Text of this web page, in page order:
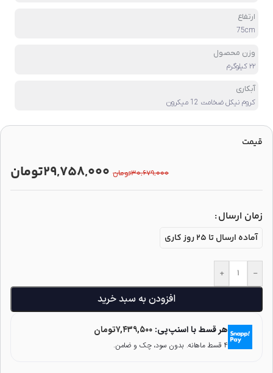
ارتفاع
75cm
وزن محصول
۲۲ کیلوگرم
آبکاری
کروم نیکل ضخامت 12 میکرون
قیمت
۳۰,۶۷۹,۰۰۰تومان ۲۹,۷۵۸,۰۰۰تومان
زمان ارسال
آماده ارسال تا 25 روز کاری
-
+
افزودن به سبد خرید
هر قسط با اسنپ‌پی: ۷,۴۳۹,۵۰۰تومان
۴ قسط ماهانه. بدون سود، چک و ضامن.